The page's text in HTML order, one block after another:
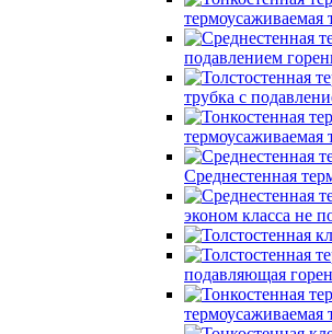
подавлением
трубка c
Среднестенная
эконом класса не
подавляющая